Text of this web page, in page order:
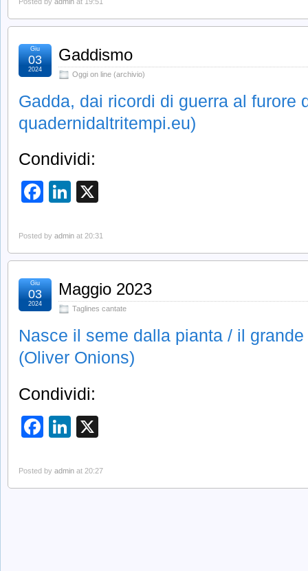
Gaddismo
Oggi on line (archivio)
Giu
03
2024
Gadda, dai ricordi di guerra al furore
quadernidaltritempi.eu)
Condividi:
Facebook
LinkedIn
Posted by admin at 20:31
Maggio 2023
Taglines cantate
Giu
03
2024
Nasce il seme dalla pianta / il
(Oliver Onions)
Condividi:
Facebook
LinkedIn
Posted by admin at 20:27